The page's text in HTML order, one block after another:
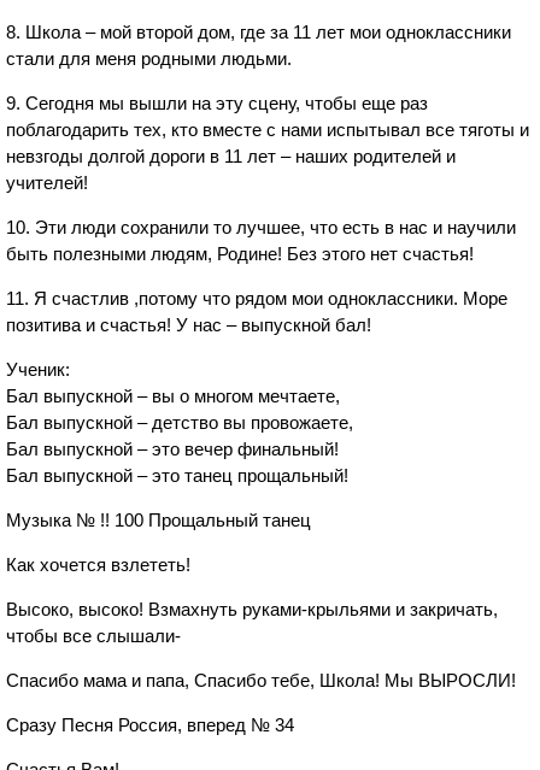
8. Школа – мой второй дом, где за 11 лет мои одноклассники
стали для меня родными людьми.
9. Сегодня мы вышли на эту сцену, чтобы еще раз
поблагодарить тех, кто вместе с нами испытывал все тяготы и
невзгоды долгой дороги в 11 лет – наших родителей и
учителей!
10. Эти люди сохранили то лучшее, что есть в нас и научили
быть полезными людям, Родине! Без этого нет счастья!
11. Я счастлив ,потому что рядом мои одноклассники. Море
позитива и счастья! У нас – выпускной бал!
Ученик:
Бал выпускной – вы о многом мечтаете,
Бал выпускной – детство вы провожаете,
Бал выпускной – это вечер финальный!
Бал выпускной – это танец прощальный!
Музыка № !! 100 Прощальный танец
Как хочется взлететь!
Высоко, высоко! Взмахнуть руками-крыльями и закричать,
чтобы все слышали-
Спасибо мама и папа, Спасибо тебе, Школа! Мы ВЫРОСЛИ!
Сразу Песня Россия, вперед № 34